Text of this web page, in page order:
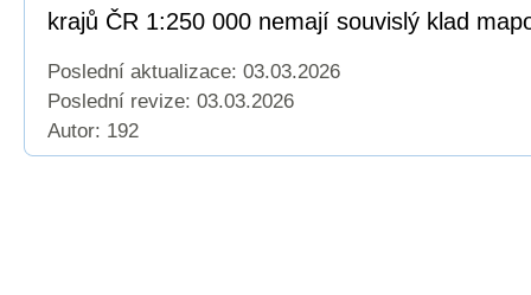
krajů ČR 1:250 000 nemají souvislý klad
Poslední aktualizace: 03.03.2026
Poslední revize: 03.03.2026
Autor: 192